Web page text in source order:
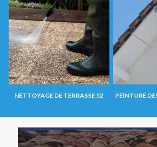
NETTOYAGE DE TERRASSE 52 PEINTURE